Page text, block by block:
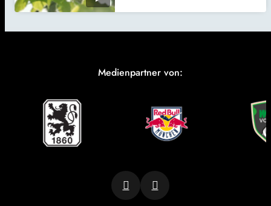
Medienpartner von: